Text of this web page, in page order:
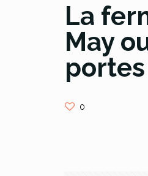
La
May
portes
0